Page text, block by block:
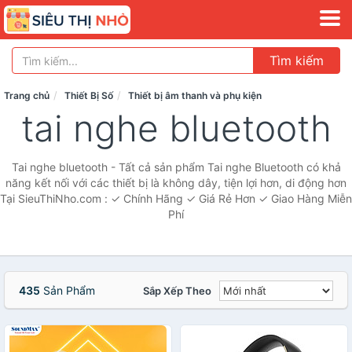
Tìm kiếm
Trang chủ Thiết Bị Số Thiết bị âm thanh và phụ kiện
tai nghe bluetooth
Tai nghe bluetooth - Tất cả sản phẩm Tai nghe Bluetooth có khả
năng kết nối với các thiết bị là không dây, tiện lợi hơn, di động hơn
Tại SieuThiNho.com : ✓ Chính Hãng ✓ Giá Rẻ Hơn ✓ Giao Hàng Miễn
Phí
435 Sản Phẩm Sắp Xếp Theo